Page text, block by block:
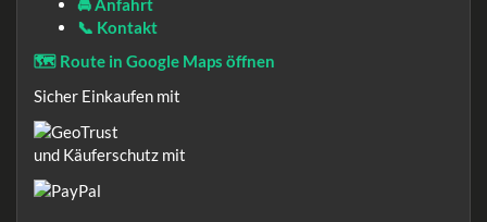
🚘 Anfahrt
📞 Kontakt
🗺️ Route in Google Maps öffnen
Sicher Einkaufen mit
und Käuferschutz mit